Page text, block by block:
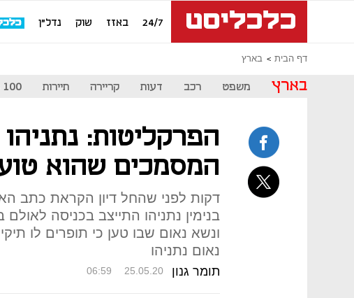
24/7 באזז שוק נדל"ן
דף הבית בארץ
בארץ משפט רכב דעות קריירה תיירות 100
הפרקליטות:
המסמכים שהוא
דקות לפני שהחל דיון הקראת כתב
בנימין נתניהו התייצב בכניסה
ונשא נאום שבו טען כי תופרים לו
נאום נתניהו
תומר גנון 06:59 25.05.20